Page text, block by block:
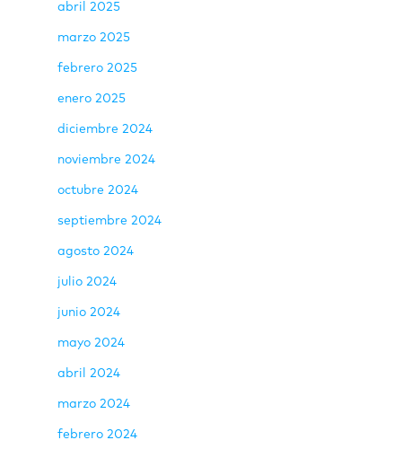
abril 2025
marzo 2025
febrero 2025
enero 2025
diciembre 2024
noviembre 2024
octubre 2024
septiembre 2024
agosto 2024
julio 2024
junio 2024
mayo 2024
abril 2024
marzo 2024
febrero 2024